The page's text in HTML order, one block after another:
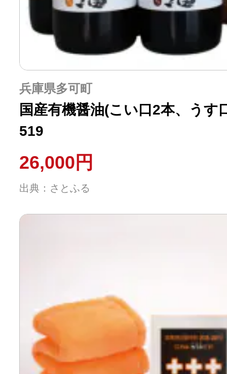
個人事業・フリーランス
ふるさと納税の基礎知識
10秒ぴったり診断
自治体直営サイト特集
はじめるバイブルとは
兵庫県多可町
国産有機醤油(こい口2本、う
519
26,000円
出典：さとふる